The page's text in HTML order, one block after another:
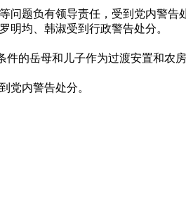
题负有领导责任，受到党内警告
均、韩淑受到行政警告处分。
的岳母和儿子作为过渡安置和农
内警告处分。